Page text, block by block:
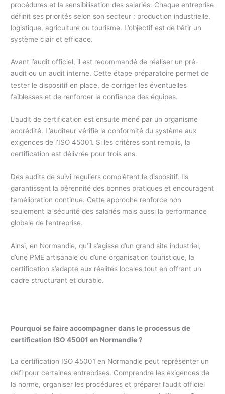
procédures et la sensibilisation des salariés. Chaque entreprise
définit ses priorités selon son secteur : production industrielle,
logistique, agriculture ou tourisme. L’objectif est de bâtir un
système clair et efficace.
Avant l’audit officiel, il est recommandé de réaliser un pré-
audit ou un audit interne. Cette étape préparatoire permet de
tester le dispositif en place, de corriger les éventuelles
faiblesses et de renforcer la confiance des équipes.
L’audit de certification est ensuite mené par un organisme
accrédité. L’auditeur vérifie la conformité du système aux
exigences de l’ISO 45001. Si les critères sont remplis, la
certification est délivrée pour trois ans.
Des audits de suivi réguliers complètent le dispositif. Ils
garantissent la pérennité des bonnes pratiques et encouragent
l’amélioration continue. Cette approche renforce non
seulement la sécurité des salariés mais aussi la performance
globale de l’entreprise.
Ainsi, en Normandie, qu’il s’agisse d’un grand site industriel,
d’une PME artisanale ou d’une organisation touristique, la
certification s’adapte aux réalités locales tout en offrant un
cadre structurant et durable.
Pourquoi se faire accompagner dans le processus de
certification ISO 45001 en Normandie ?
La certification ISO 45001 en Normandie peut représenter un
défi pour certaines entreprises. Comprendre les exigences de
la norme, organiser les procédures et préparer l’audit officiel